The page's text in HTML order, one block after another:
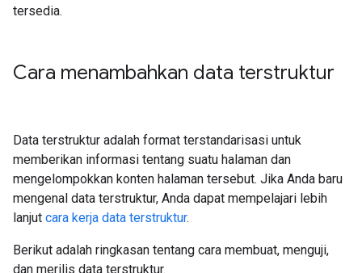
tersedia.
Cara menambahkan data terstruktur
Data terstruktur adalah format terstandarisasi untuk
memberikan informasi tentang suatu halaman dan
mengelompokkan konten halaman tersebut. Jika Anda baru
mengenal data terstruktur, Anda dapat mempelajari lebih
lanjut cara kerja data terstruktur.
Berikut adalah ringkasan tentang cara membuat, menguji,
dan merilis data terstruktur.